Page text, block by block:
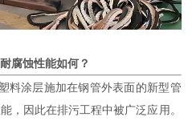
腐蚀性能如何？
料涂层施加在钢管外表面的新型管
，因此在排污工程中被广泛应用。